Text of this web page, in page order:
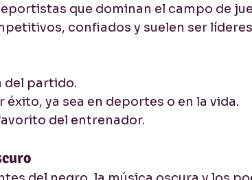
que dominan el campo de
confiados y suelen ser
del partido.
éxito, ya sea en deportes o en la vida.
del entrenador.